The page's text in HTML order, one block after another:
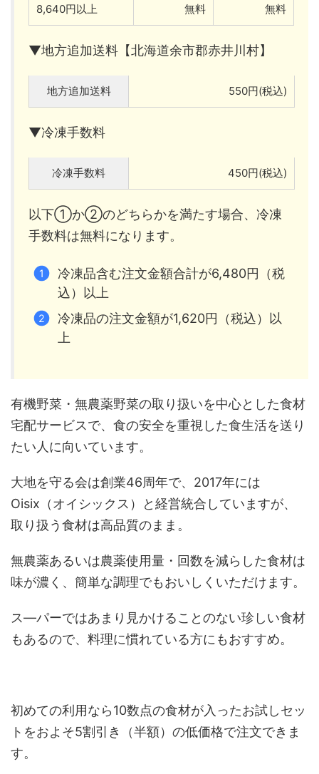
8,640円以上 無料 無料
▼地方追加送料【北海道余市郡赤井川村】
地方追加送料 550円(税込)
▼冷凍手数料
冷凍手数料 450円(税込)
以下①か②のどちらかを満たす場合、冷凍
手数料は無料になります。
冷凍品含む注文金額合計が6,480円（税
込）以上
冷凍品の注文金額が1,620円（税込）以
上
有機野菜・無農薬野菜の取り扱いを中心とした食材
宅配サービスで、食の安全を重視した食生活を送り
たい人に向いています。
大地を守る会は創業46周年で、2017年には
Oisix（オイシックス）と経営統合していますが、
取り扱う食材は高品質のまま。
無農薬あるいは農薬使用量・回数を減らした食材は
味が濃く、簡単な調理でもおいしくいただけます。
ス―パーではあまり見かけることのない珍しい食材
もあるので、料理に慣れている方にもおすすめ。
初めての利用なら10数点の食材が入ったお試しセッ
トをおよそ5割引き（半額）の低価格で注文できま
す。